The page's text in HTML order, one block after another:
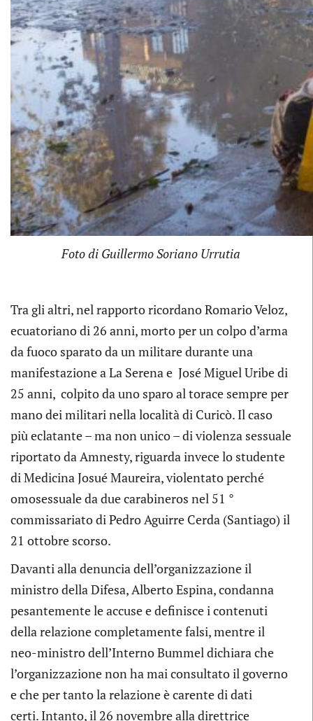
Foto di Guillermo Soriano Urrutia
Tra gli altri, nel rapporto ricordano Romario Veloz,
ecuatoriano di 26 anni, morto per un colpo d’arma
da fuoco sparato da un militare durante una
manifestazione a La Serena e José Miguel Uribe di
25 anni, colpito da uno sparo al torace sempre per
mano dei militari nella località di Curicò. Il caso
più eclatante – ma non unico – di violenza sessuale
riportato da Amnesty, riguarda invece lo studente
di Medicina Josué Maureira, violentato perché
omosessuale da due carabineros nel 51 °
commissariato di Pedro Aguirre Cerda (Santiago) il
21 ottobre scorso.
Davanti alla denuncia dell’organizzazione il
ministro della Difesa, Alberto Espina, condanna
pesantemente le accuse e definisce i contenuti
della relazione completamente falsi, mentre il
neo-ministro dell’Interno Bummel dichiara che
l’organizzazione non ha mai consultato il governo
e che per tanto la relazione è carente di dati
certi. Intanto, il 26 novembre alla direttrice